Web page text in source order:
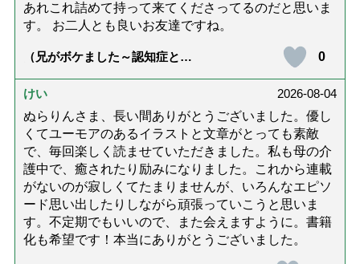
あれこれ詰めて持って来てくださってるのだと思いま
す。 お二人とも良いお友達ですね。
（兄がボケました～認知症と介
達』が届きました」）
0
けい
2026-08-04
ぬらりんさま、長い間ありがとうございました。優し
くてユーモアのあるイラストと文章がとっても素敵
で、毎回楽しく読ませていただきました。私も母の介
護中で、癒されたり励みになりました。これから連載
がないのが寂しくてたまりませんが、いろんなエピソ
ード思い出したりしながら頑張っていこうと思いま
す。不定期でもいいので、また会えますように。書籍
化も希望です！本当にありがとうございました。